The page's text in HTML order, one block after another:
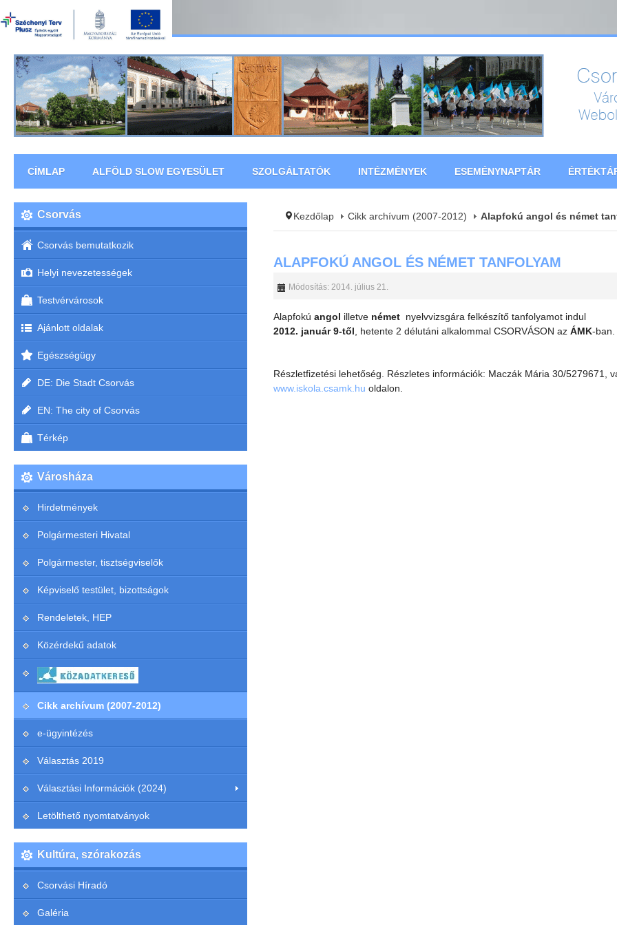
CÍMLAP ALFÖLD SLOW EGYESÜLET SZOLGÁLTATÓK INTÉZMÉNYEK ESEMÉNYNAPTÁR
Kezdőlap Cikk archívum (2007-2012) Alapfokú angol és német
ALAPFOKÚ ANGOL ÉS NÉMET TANFOLYAM
Módosítás: 2014. július 21.
Alapfokú angol illetve németnyelvvizsgára felkészítő tanfolyamot indul
2012. január 9-től , hetente 2 délutáni alkalommal CSORVÁSON azÁMK-ban.
Részletfizetési lehetőség. Részletes információk: Maczák Mária 30/5279671,
www.iskola.csamk.hu oldalon.
Csorvás
Csorvás bemutatkozik
Helyi nevezetességek
Testvérvárosok
Ajánlott oldalak
Egészségügy
DE: Die Stadt Csorvás
EN: The city of Csorvás
Térkép
Városháza
Hirdetmények
Polgármesteri Hivatal
Polgármester, tisztségviselők
Képviselő testület, bizottságok
Rendeletek, HEP
Közérdekű adatok
Cikk archívum (2007-2012)
e-ügyintézés
Választás 2019
Választási Információk (2024)
Letölthető nyomtatványok
Kultúra, szórakozás
Csorvási Híradó
Galéria